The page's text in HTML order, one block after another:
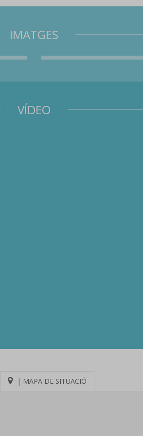
IMATGES
VÍDEO
| MAPA DE SITUACIÓ